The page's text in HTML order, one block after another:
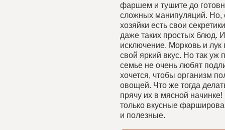
фаршем и тушите до
сложных манипуляций. Но,
хозяйки есть свои
даже таких простых блюд.
исключение. Морковь и
свой яркий вкус. Но так уж
семье не очень любят
хочется, чтобы организм
овощей. Что же тогда
прячу их в мясной
только вкусные
и полезные.